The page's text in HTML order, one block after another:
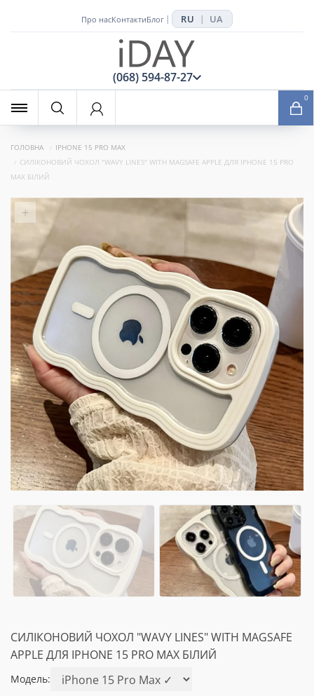
Про насКонтактиБлог | RU | UA
(068) 594-87-27
0
ГОЛОВНА
IPHONE 15 PRO MAX
СИЛІКОНОВИЙ ЧОХОЛ "WAVY LINES" WITH MAGSAFE APPLE ДЛЯ IPHONE 15 PRO
MAX БІЛИЙ
+
СИЛІКОНОВИЙ ЧОХОЛ "WAVY LINES" WITH MAGSAFE
APPLE ДЛЯ IPHONE 15 PRO MAX БІЛИЙ
Модель: